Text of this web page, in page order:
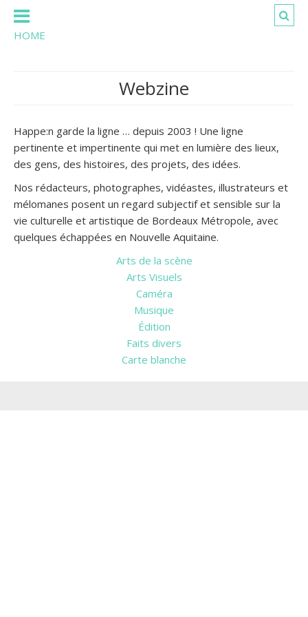
HOME
Webzine
Happe:n garde la ligne … depuis 2003 ! Une ligne
pertinente et impertinente qui met en lumière des lieux,
des gens, des histoires, des projets, des idées.
Nos rédacteurs, photographes, vidéastes, illustrateurs et
mélomanes posent un regard subjectif et sensible sur la
vie culturelle et artistique de Bordeaux Métropole, avec
quelques échappées en Nouvelle Aquitaine.
Arts de la scène
Arts Visuels
Caméra
Musique
Édition
Faits divers
Carte blanche